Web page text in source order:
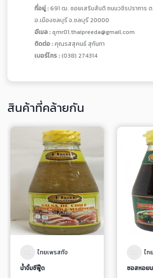
ที่อยู่ :691 ฒ. ซอยเสริมสันติ ถนนวชิรปราการ ต
อ.เมืองชลบุรี จ.ชลบุรี 20000
อีเมล :qmr01.thaipreeda@gmail.com
ติดต่อ :คุณรสสุคนธ์ สุกันทา
เบอร์โทร :(038) 274314
สินค้าที่คล้ายกัน
ไทยเพรสทีจ
น้ำจิ้มซีฟู๊ด
ไท
ซอสหอย